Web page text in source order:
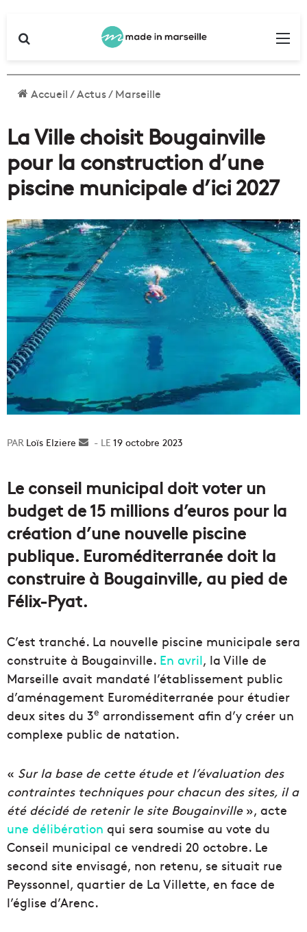
Accueil/Actus/Marseille
La Ville choisit Bougainville
pour la construction d’une
piscine municipale d’ici 2027
Loïs Elziere
Envoyer19 octobre 2023
Le conseil municipal doit voter un
budget de 15 millions d’euros pour la
création d’une nouvelle piscine
publique. Euroméditerranée doit la
construire à Bougainville, au pied de
Félix-Pyat.
C’est tranché. La nouvelle piscine municipale sera
construite à Bougainville. En avril, la Ville de
Marseille avait mandaté l’établissement public
d’aménagement Euroméditerranée pour étudier
deux sites du 3e arrondissement afin d’y créer un
complexe public de natation.
« Sur la base de cette étude et l’évaluation des
contraintes techniques pour chacun des sites, il a
été décidé de retenir le site Bougainville», acte
une délibération qui sera soumise au vote du
Conseil municipal ce vendredi 20 octobre. Le
second site envisagé, non retenu, se situait rue
Peyssonnel, quartier de La Villette, en face de
l’église d’Arenc.